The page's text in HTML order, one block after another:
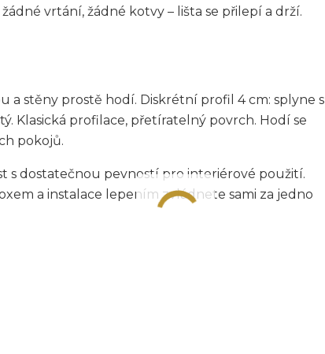
žádné vrtání, žádné kotvy – lišta se přilepí a drží.
a stěny prostě hodí. Diskrétní profil 4 cm: splyne s
Klasická profilace, přetíratelný povrch. Hodí se
pokojů.
dostatečnou pevností pro interiérové použití.
a instalace lepením zvládnete sami za jedno